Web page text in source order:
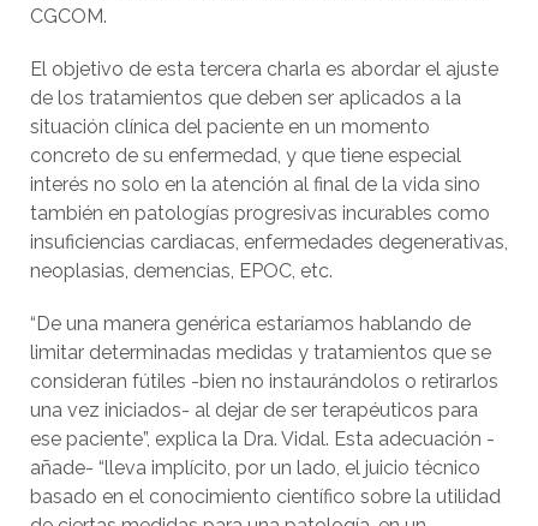
CGCOM.
El objetivo de esta tercera charla es abordar el ajuste
de los tratamientos que deben ser aplicados a la
situación clínica del paciente en un momento
concreto de su enfermedad, y que tiene especial
interés no solo en la atención al final de la vida sino
también en patologías progresivas incurables como
insuficiencias cardiacas, enfermedades degenerativas,
neoplasias, demencias, EPOC, etc.
“De una manera genérica estaríamos hablando de
limitar determinadas medidas y tratamientos que se
consideran fútiles -bien no instaurándolos o retirarlos
una vez iniciados- al dejar de ser terapéuticos para
ese paciente”, explica la Dra. Vidal. Esta adecuación -
añade- “lleva implícito, por un lado, el juicio técnico
basado en el conocimiento científico sobre la utilidad